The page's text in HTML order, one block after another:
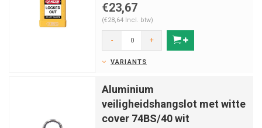
€23,67
(€28,64 Incl. btw)
- +
VARIANTS
Aluminium
veiligheidshangslot met witte
cover 74BS/40 wit